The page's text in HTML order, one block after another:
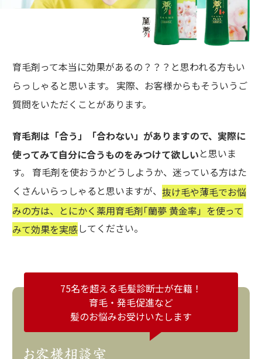
育毛剤って本当に効果があるの？？？と思われる方もい
らっしゃると思います。 実際、お客様からもそういうご
質問をいただくことがあります。
育毛剤は「合う」「合わない」がありますので、実際に
使ってみて自分に合うものをみつけて欲しいと思いま
す。 育毛剤を使おうかどうしようか、迷っている方はた
くさんいらっしゃると思いますが、 抜け毛や薄毛でお悩
みの方は、とにかく薬用育毛剤｢蘭夢 黄金率」を使って
みて効果を実感してください。
75名を超える毛髪診断士が在籍！
育毛・発毛促進など
髪のお悩みお受けいたします